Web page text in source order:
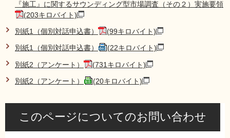
『施工』に関するサウンディング型市場調査（その２）実施要領
(203キロバイト)
別紙1（個別対話申込書） (99キロバイト)
別紙1（個別対話申込書） (22キロバイト)
別紙2（アンケート） (731キロバイト)
別紙2（アンケート） (20キロバイト)
このページについてのお問い合わせ